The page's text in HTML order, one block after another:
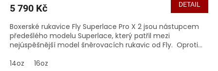
5 790 Kč DETAIL
Boxerské rukavice Fly Superlace Pro X 2 jsou nástupcem
předešlého modelu Superlace, který patřil mezi
nejúspěšnější model šněrovacích rukavic od Fly. Oproti...
14oz
16oz